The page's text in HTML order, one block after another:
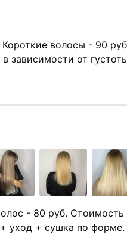
волосы - 90
зависимости от
- 80 руб. Стоимость
уход + сушка по форме.